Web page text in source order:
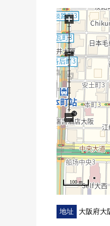
■ 已经2025年8
・厨房
・厕所
・浴室
・洗衣槽
・门
・地板新制
・层瓷砖，CF，
・室内清洁
■ 周边环境
・KOHYO内本
・Lawson内本
・中大江公园约
请咨询方式随便
100 m
+
−
地址 大阪府大